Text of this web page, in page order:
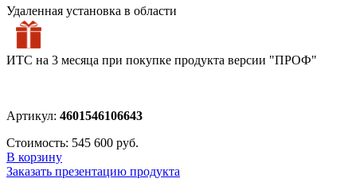
Удаленная установка в области
ИТС на 3 месяца при покупке продукта версии "ПРОФ"
Артикул: 4601546106643
Стоимость: 545 600 руб.
В корзину
Заказать презентацию продукта